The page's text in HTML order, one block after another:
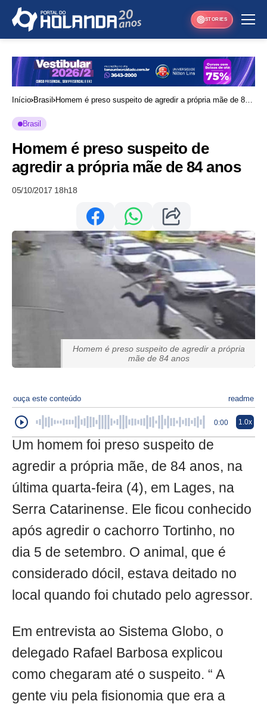
STORIES
Início Brasil
Homem é preso suspeito de agredir a própria mãe de 84
Brasil
Homem é preso suspeito de
agredir a própria mãe de 84 anos
05/10/2017 18h18
Homem é preso suspeito de agredir a própria
mãe de 84 anos
ouça este conteúdo readme
0:00 1.0x
Um homem foi preso suspeito de
agredir a própria mãe, de 84 anos, na
última quarta-feira (4), em Lages, na
Serra Catarinense. Ele ficou conhecido
após agredir o cachorro Tortinho, no
dia 5 de setembro. O animal, que é
considerado dócil, estava deitado no
local quando foi chutado pelo agressor.
Em entrevista ao Sistema Globo, o
delegado Rafael Barbosa explicou
como chegaram até o suspeito. “ A
gente viu pela fisionomia que era a